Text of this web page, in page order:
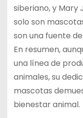
siberiano, y Mary
solo son
son una fuente
En resumen,
una línea de
animales, su
mascotas
bienestar animal.